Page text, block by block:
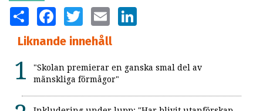
SHARE FACEBOOKTWITTER EMAIL
Liknande innehåll
"Skolan premierar en ganska smal del av
mänskliga förmågor"